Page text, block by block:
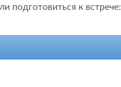
подготовиться к встрече: